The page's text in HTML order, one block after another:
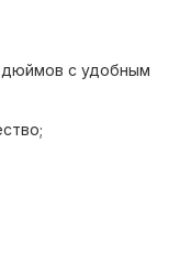
с удобным
в том числе